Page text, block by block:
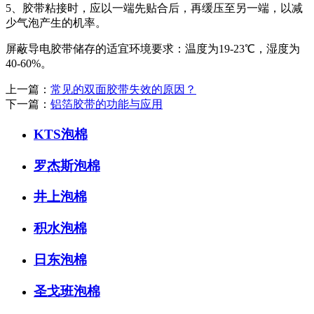
5、胶带粘接时，应以一端先贴合后，再缓压至另一端，以减
少气泡产生的机率。
屏蔽导电胶带储存的适宜环境要求：温度为19-23℃，湿度为
40-60%。
上一篇： 常见的双面胶带失效的原因？
下一篇： 铝箔胶带的功能与应用
KTS泡棉
罗杰斯泡棉
井上泡棉
积水泡棉
日东泡棉
圣戈班泡棉